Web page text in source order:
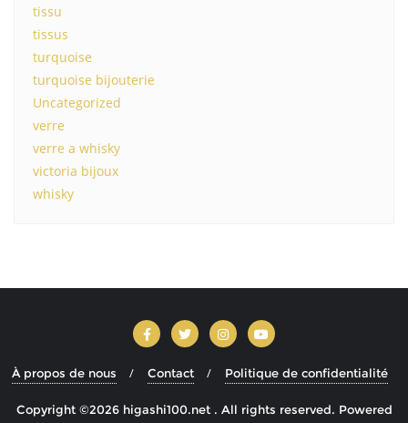
tissu
tissus
turquoise
turquoise bijouterie
Uncategorized
verre
verre a whisky
victoria bijoux
whisky
À propos de nous Contact Politique de confidentialité
Copyright ©2026 higashi100.net . All rights reserved. Powered